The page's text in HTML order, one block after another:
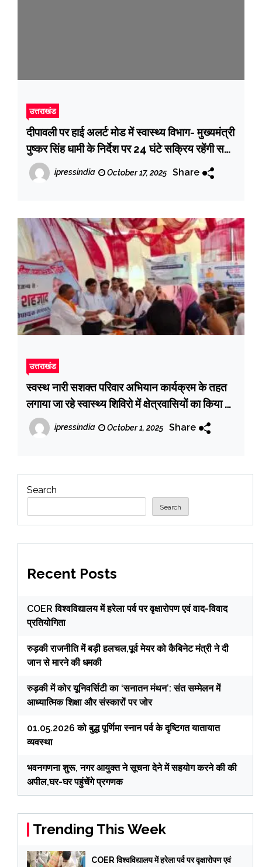
उत्तराखंड
दीपावली पर हाई अलर्ट मोड में स्वास्थ्य विभाग- मुख्यमंत्री
पुष्कर सिंह धामी के निर्देश पर 24 घंटे सक्रिय रहेंगी सभी
स्वास्थ्य सेवाएँ
ipressindia October 17, 2025 Share
उत्तराखंड
स्वस्थ नारी सशक्त परिवार अभियान कार्यक्रम के तहत
लगाया जा रहे स्वास्थ्य शिविरो में क्षेत्रवासियों का किया जा
रहा है निःशुल्क उपचार
ipressindia October 1, 2025 Share
Search
Search
Recent Posts
COER विश्वविद्यालय में हरेला पर्व पर वृक्षारोपण एवं वाद-विवाद
प्रतियोगिता
रुड़की राजनीति में बड़ी हलचल,पूर्व मेयर को कैबिनेट मंत्री ने दी
जान से मारने की धमकी
रुड़की में कोर यूनिवर्सिटी का ‘सनातन मंथन’: संत सम्मेलन में
आध्यात्मिक शिक्षा और संस्कारों पर जोर
01.05.2026 को बुद्ध पूर्णिमा स्नान पर्व के दृष्टिगत यातायात
व्यवस्था
भवनगणना शुरू, नगर आयुक्त ने सूचना देने में सहयोग करने की की
अपील,घर-घर पहुंचेंगे प्रगणक
Trending This Week
COER विश्वविद्यालय में हरेला पर्व पर वृक्षारोपण एवं